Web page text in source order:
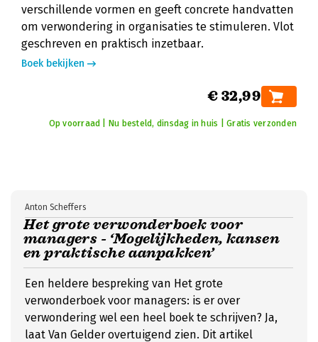
verschillende vormen en geeft concrete handvatten
om verwondering in organisaties te stimuleren. Vlot
geschreven en praktisch inzetbaar.
Boek bekijken
€ 32,99
Op voorraad | Nu besteld, dinsdag in huis | Gratis verzonden
Het grote verwonderboek voor
managers - ‘Mogelijkheden, kansen
en praktische aanpakken’
Anton Scheffers
Een heldere bespreking van Het grote
verwonderboek voor managers: is er over
verwondering wel een heel boek te schrijven? Ja,
laat Van Gelder overtuigend zien. Dit artikel